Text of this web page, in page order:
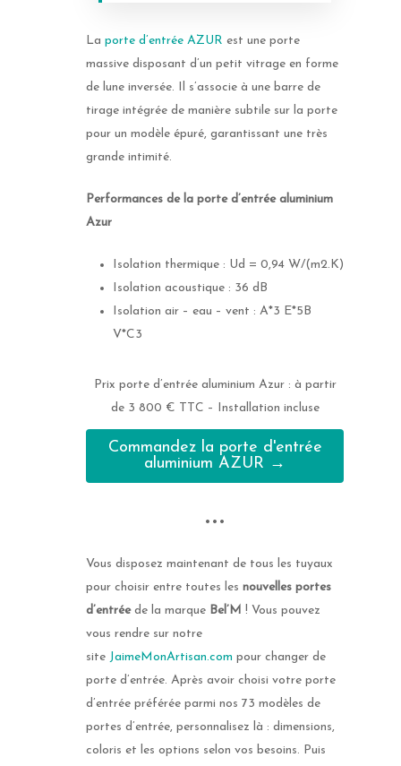
La porte d’entrée AZUR est une porte
massive disposant d’un petit vitrage en forme
de lune inversée. Il s’associe à une barre de
tirage intégrée de manière subtile sur la porte
pour un modèle épuré, garantissant une très
grande intimité.
Performances de la porte d’entrée aluminium
Azur
Isolation thermique : Ud = 0,94 W/(m2.K)
Isolation acoustique : 36 dB
Isolation air – eau – vent : A*3 E*5B
V*C3
Prix porte d’entrée aluminium Azur : à partir
de 3 800 € TTC – Installation incluse
Commandez la porte d'entrée
aluminium AZUR →
•••
Vous disposez maintenant de tous les tuyaux
pour choisir entre toutes les nouvelles portes
d’entréede la marque Bel’M ! Vous pouvez
vous rendre sur notre
site JaimeMonArtisan.com pour changer de
porte d’entrée. Après avoir choisi votre porte
d’entrée préférée parmi nos 73 modèles de
portes d’entrée, personnalisez là : dimensions,
coloris et les options selon vos besoins. Puis